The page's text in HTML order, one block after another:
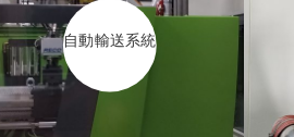
自動輸送系統